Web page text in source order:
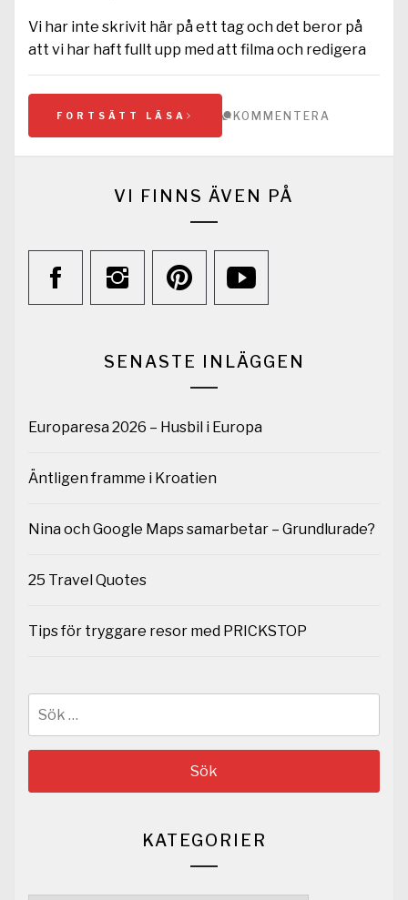
Vi har inte skrivit här på ett tag och det beror på
att vi har haft fullt upp med att filma och redigera
FORTSÄTT LÄSA KOMMENTERA
VI FINNS ÄVEN PÅ
SENASTE INLÄGGEN
Europaresa 2026 – Husbil i Europa
Äntligen framme i Kroatien
Nina och Google Maps samarbetar – Grundlurade?
25 Travel Quotes
Tips för tryggare resor med PRICKSTOP
KATEGORIER